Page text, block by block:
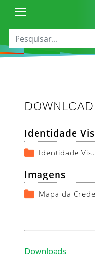
DOWNLOAD
Identidade
Identidade
Imagens
Mapa da
Downloads